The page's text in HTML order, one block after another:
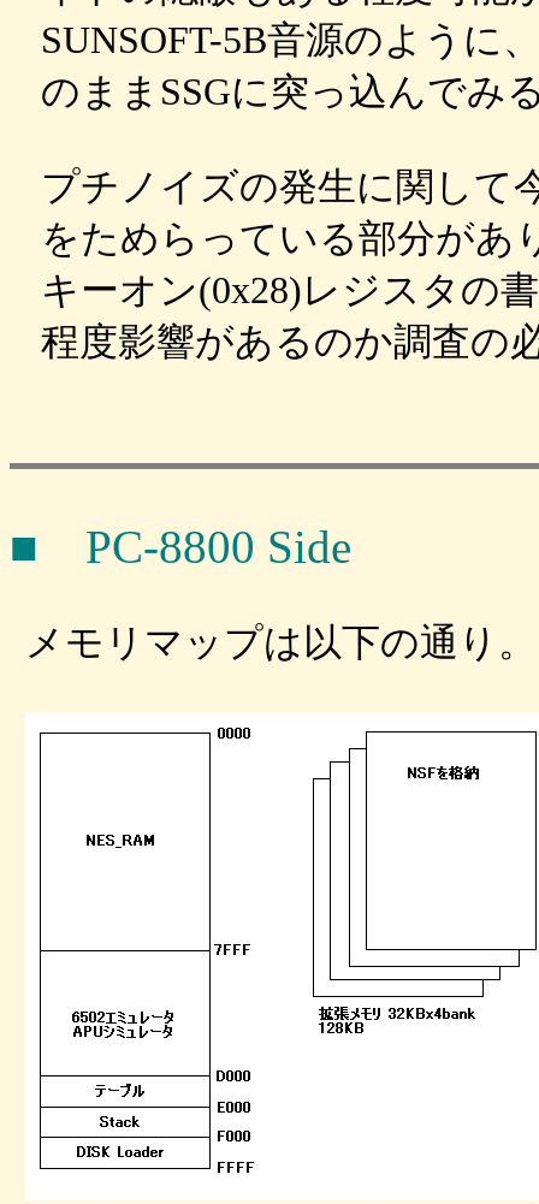
SUNSOFT-5B音源のように
のままSSGに突っ込んでみ
プチノイズの発生に関して
をためらっている部分があ
キーオン(0x28)レジスタの
程度影響があるのか調査の
■ PC-8800 Side
メモリマップは以下の通り。